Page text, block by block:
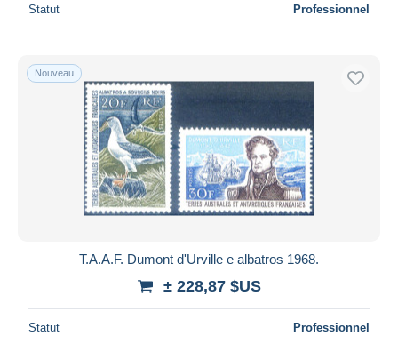
Statut Professionnel
Nouveau
T.A.A.F. Dumont d'Urville e albatros 1968.
± 228,87 $US
Statut Professionnel